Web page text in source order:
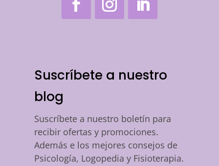
Suscríbete a nuestro
blog
Suscríbete a nuestro boletín para
recibir ofertas y promociones.
Además e los mejores consejos de
Psicología, Logopedia y Fisioterapia.